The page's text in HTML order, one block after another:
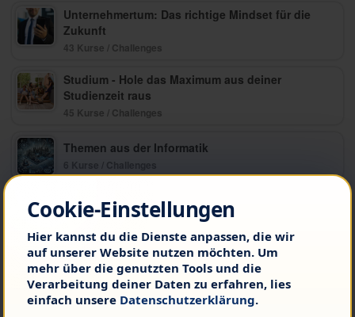
Unternehmertum: Das richtige Mindset für die
Zukunft
43 Kurse / Challenges
Studium - Hole das Maximum aus deiner
Studienzeit raus
45 Kurse / Challenges
Themen aus der Informatik
Geld verstehen und mehr verdienen
16 Kurse / Challenges
Richtig sparen und Geld anhäufen
8 Kurse / Challenges
Prokrastination stoppen und endlich ins Handeln
Cookie-Einstellungen
Hier kannst du die Dienste anpassen, die wir
auf unserer Website nutzen möchten. Um
mehr über die genutzten Tools und die
Verarbeitung deiner Daten zu erfahren, lies
einfach unsere Datenschutzerklärung.